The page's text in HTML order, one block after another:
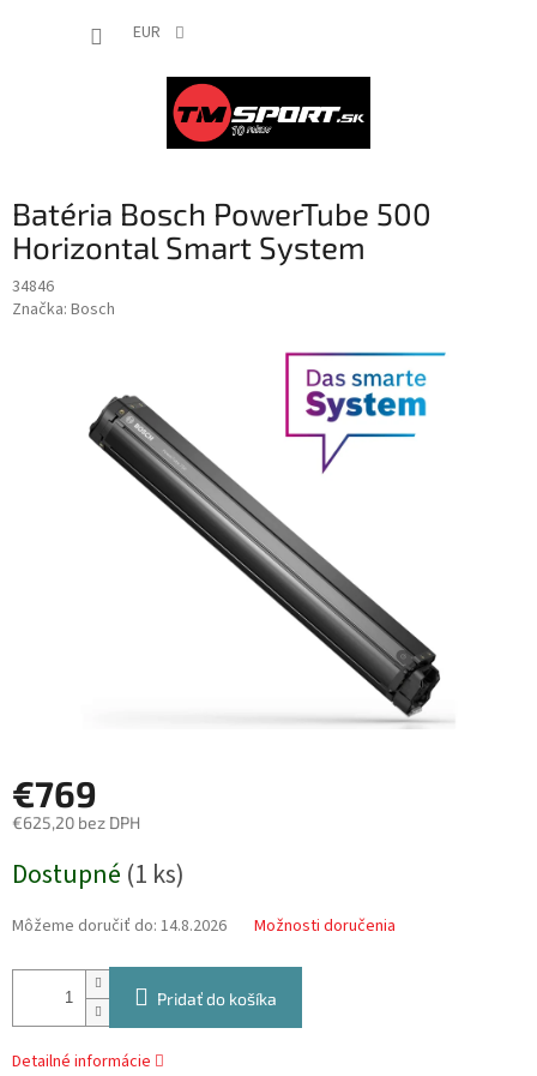
EUR
Batéria Bosch PowerTube 500
Horizontal Smart System
34846
Značka: Bosch
€769
€625,20 bez DPH
cena:
Dostupné (1 ks)
Môžeme doručiť do: 14.8.2026 Možnosti doručenia
Pridať do košíka
Detailné informácie